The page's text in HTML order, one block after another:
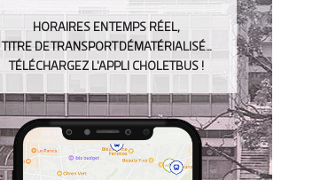
HORAIRES EN TEMPS RÉEL,
TITRE DE TRANSPORT DÉMATÉRIALISÉ…
TÉLÉCHARGEZ L’APPLI CHOLETBUS !